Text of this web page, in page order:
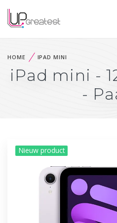
HOME IPAD MINI
iPad mini -
-
Nieuw product